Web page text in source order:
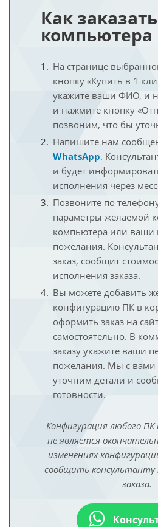
Как
компьютера
На странице
кнопку «Купить в 1
укажите ваши ФИО, и
и нажмите кнопку
позвоним, что бы
Напишите нам
WhatsApp.
и будет
исполнения через
Позвоните по
параметры желаемой
компьютера или ваши
пожелания.
заказ, сообщит
исполнения заказа.
Вы можете добавить
конфигурацию ПК в
оформить заказ на
самостоятельно. В
заказу укажите ваши
пожелания. Мы с вами
уточним детали и
готовности.
Конфигурация любого
не является
изменениях
сообщить консультанту
заказа.